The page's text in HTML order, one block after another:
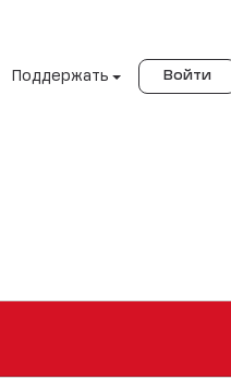
Поддержать Войти